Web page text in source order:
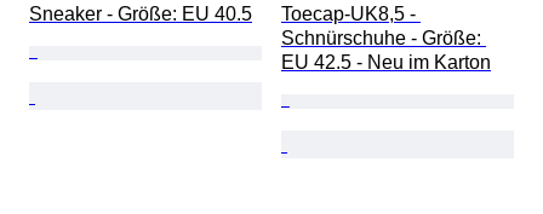
Sneaker - Größe: EU 40.5
Toecap-UK8,5 -
Schnürschuhe - Größe:
EU 42.5 - Neu im Karton